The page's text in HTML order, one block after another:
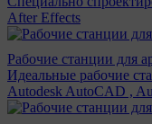
After Effects
Рабочие станции для
Идеальные рабочие
Autodesk AutoCAD ,